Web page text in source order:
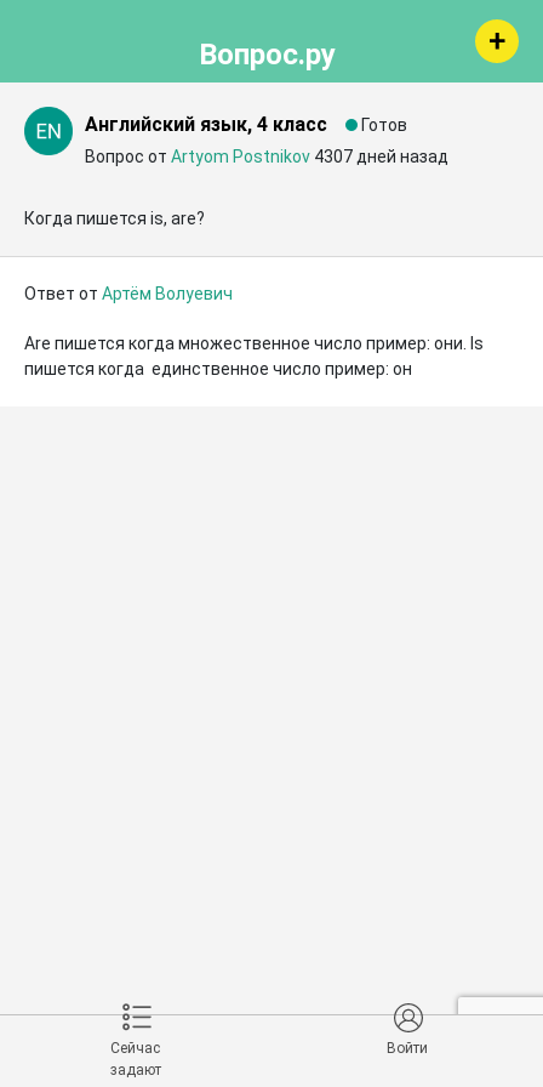
Вопрос.ру
Английский язык, 4 класс
Готов
Вопрос от Artyom Postnikov 4307 дней назад
Когда пишется is, are?
Ответ от Артём Волуевич
Are пишется когда множественное число пример: они. Is
пишется когда  единственное число пример: он
Сейчас
задают
Войти